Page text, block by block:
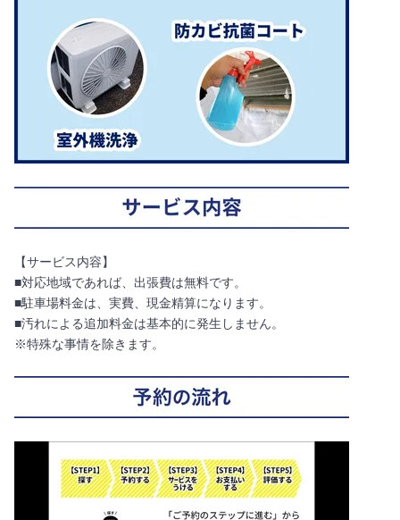
【サービス内容】
■対応地域であれば、出張費は無料です。
■駐車場料金は、実費、現金精算になります。
■汚れによる追加料金は基本的に発生しません。
※特殊な事情を除きます。